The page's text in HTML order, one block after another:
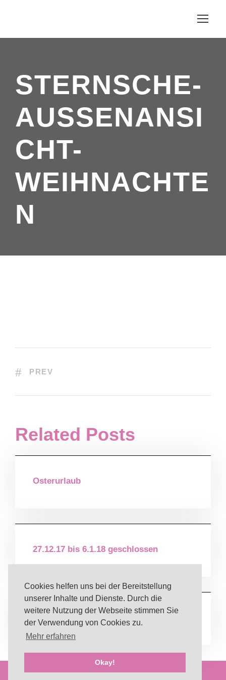
Cookies helfen uns bei der Bereitstellung
unserer Inhalte und Dienste. Durch die
weitere Nutzung der Webseite stimmen Sie
der Verwendung von Cookies zu.
Mehr erfahren
Okay!
STERNSCHE-
AUSSENANSI
CHT-
WEIHNACHTE
N
PREV
Related Posts
Osterurlaub
27.12.17 bis 6.1.18 geschlossen
Oktober bis März, 18 Uhr geöffnet